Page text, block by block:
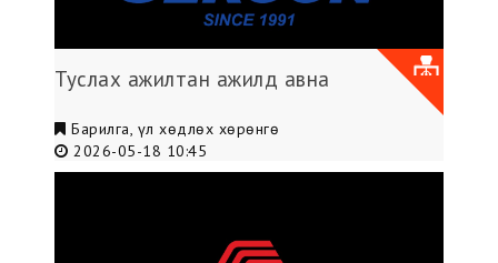
Туслах ажилтан ажилд авна
Барилга, үл хөдлөх хөрөнгө
2026-05-18 10:45